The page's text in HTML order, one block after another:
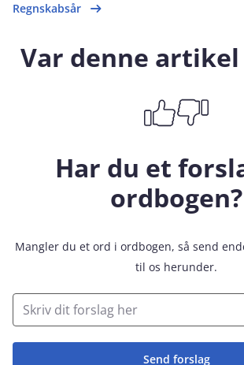
Regnskabsår
Var denne
Har du et
ordbogen?
Mangler du et ord i ordbogen, så send
til os herunder.